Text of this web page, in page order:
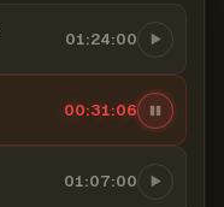
01:24:00
00:31:07
01:07:00